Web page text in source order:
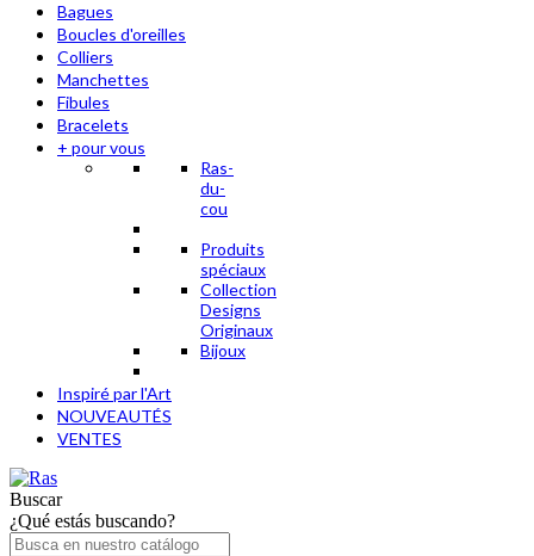
Bagues
Boucles d'oreilles
Colliers
Manchettes
Fibules
Bracelets
+ pour vous
Ras-
du-
cou
Produits
spéciaux
Collection
Designs
Originaux
Bijoux
Inspiré par l'Art
NOUVEAUTÉS
VENTES
Buscar
¿Qué estás buscando?